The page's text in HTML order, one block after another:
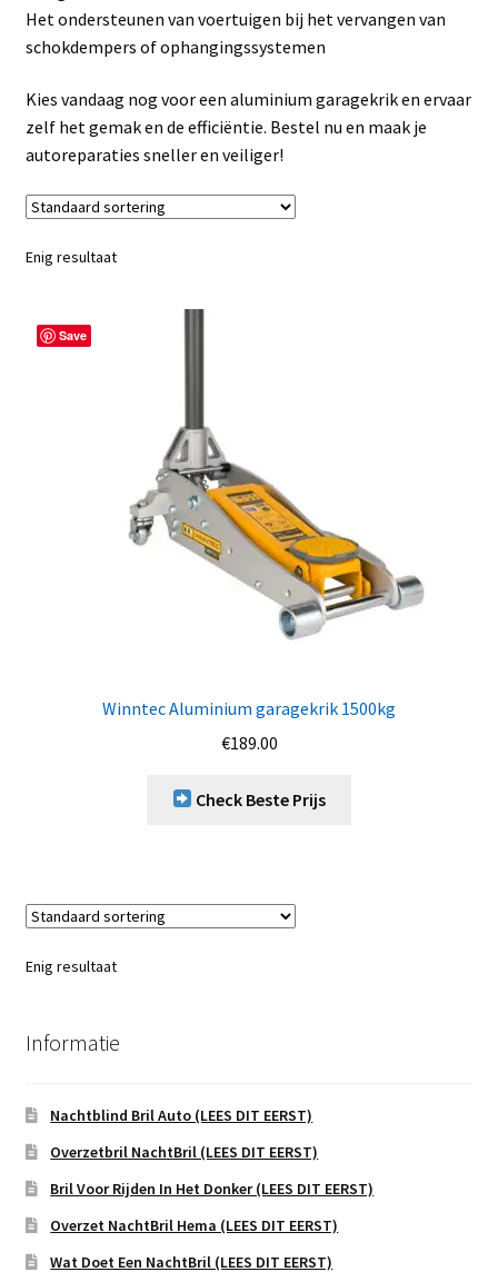
Privacybeleid
Retourbeleid
Videos
Winkelwagen
Het ondersteunen van voertuigen bij het vervangen van
schokdempers of ophangingssystemen
Kies vandaag nog voor een aluminium garagekrik en ervaar
zelf het gemak en de efficiëntie. Bestel nu en maak je
autoreparaties sneller en veiliger!
Enig resultaat
Save
Winntec Aluminium garagekrik 1500kg
€189.00
Check Beste Prijs
Enig resultaat
Informatie
Nachtblind Bril Auto (LEES DIT EERST)
Overzetbril NachtBril (LEES DIT EERST)
Bril Voor Rijden In Het Donker (LEES DIT EERST)
Overzet NachtBril Hema (LEES DIT EERST)
Wat Doet Een NachtBril (LEES DIT EERST)